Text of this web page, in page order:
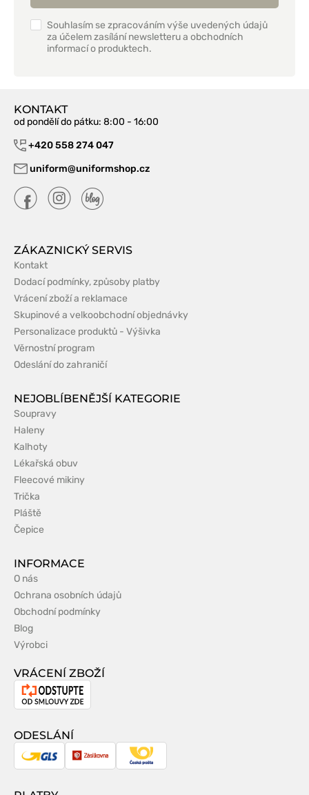
Souhlasím se zpracováním výše uvedených údajů
za účelem zasílání newsletteru a obchodních
informací o produktech.
KONTAKT
od pondělí do pátku: 8:00 - 16:00
+420 558 274 047
uniform@uniformshop.cz
ZÁKAZNICKÝ SERVIS
Kontakt
Dodací podmínky, způsoby platby
Vrácení zboží a reklamace
Skupinové a velkoobchodní objednávky
Personalizace produktů - Výšivka
Věrnostní program
Odeslání do zahraničí
NEJOBLÍBENĚJŠÍ KATEGORIE
Soupravy
Haleny
Kalhoty
Lékařská obuv
Fleecové mikiny
Trička
Pláště
Čepice
INFORMACE
O nás
Ochrana osobních údajů
Obchodní podmínky
Blog
Výrobci
VRÁCENÍ ZBOŽÍ
Odstoupení
smlouvy
ODESLÁNÍ
GLS ZásilkovnaČeská